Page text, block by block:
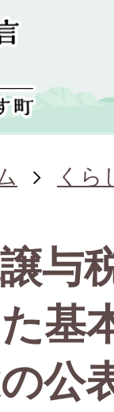
くら
与
基
公